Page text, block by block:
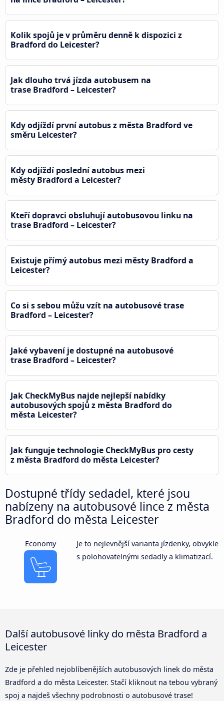
Kolik spojů je v průměru denně k dispozici z
Bradford do Leicester?
Jak dlouho trvá jízda autobusem na
trase Bradford – Leicester?
Kdy odjíždí první autobus z města Bradford ve
směru Leicester?
Kdy odjíždí poslední autobus mezi
městy Bradford a Leicester?
Kteří dopravci obsluhují autobusovou linku na
trase Bradford – Leicester?
Existuje přímý autobus mezi městy Bradford a
Leicester?
Co si s sebou můžu vzít na autobusové trase
Bradford – Leicester?
Jaké vybavení je dostupné na autobusové
trase Bradford – Leicester?
Jak CheckMyBus najde nejlepší nabídky
autobusových spojů z města Bradford do
města Leicester?
Jak funguje technologie CheckMyBus pro cesty
z města Bradford do města Leicester?
Dostupné třídy sedadel, které jsou
nabízeny na autobusové lince z města
Bradford do města Leicester
Economy
Je to nejlevnější varianta jízdenky, obvykle
s polohovatelnými sedadly a klimatizací.
Další autobusové linky do města Bradford a
Leicester
Zde je přehled nejoblíbenějších autobusových linek do města
Bradford a do města Leicester. Stačí kliknout na tebou vybraný
spoj a najdeš všechny podrobnosti o autobusové trase!